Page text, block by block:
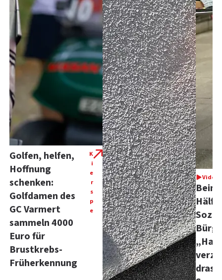
Golfen, helfen,
Hoffnung
schenken:
Golfdamen des
GC Varmert
sammeln 4000
Euro für
Brustkrebs-
Früherkennung
K
i
e
r
s
p
e
Video